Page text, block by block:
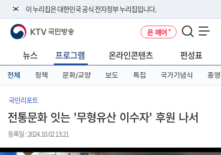
이 누리집은 대한민국 공식 전자정부 누리집입니다.
공식 누리집 주소 확인하기
니다.
이밖에 or.kr 또는 .kr등 다른 도메인 주소를 사용하고 있다면 아래 URL에
서 도메인 주소를 확인해 보세요
KTV 국민방송 온 에어
뉴스 프로그램 온라인콘텐츠 편성표
전체 정책 문화/교양 보도 특집 국가기념식 종영
국민리포트
전통문화 잇는 '무형유산 이수자' 후원 나서
등록일 : 2024.10.02 13:21